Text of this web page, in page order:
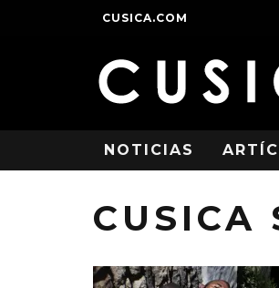
CUSICA.COM
NOTICIAS
CUSICA